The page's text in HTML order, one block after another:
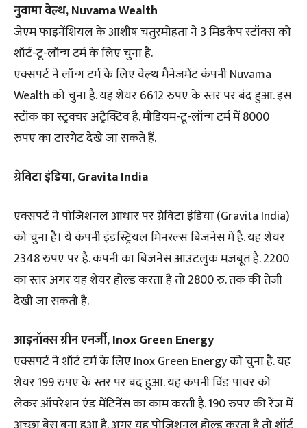
नुवामा वेल्थ, Nuvama Wealth
जेएम फाइनेंशियल के आशीष चतुरमोहता ने 3 मिडकैप स्टॉक्स को
शॉर्ट-टू-लॉन्ग टर्म के लिए चुना है.
एक्सपर्ट ने लॉन्ग टर्म के लिए वेल्थ मैनेजमेंट कंपनी Nuvama
Wealth को चुना है. यह शेयर 6612 रुपए के स्तर पर बंद हुआ. इस
स्टॉक का स्ट्रक्चर अट्रैक्टिव है. मीडियम-टू-लॉन्ग टर्म में 8000
रुपए का टारगेट देखे जा सकते हैं.
ग्रेविटा इंडिया, Gravita India
एक्सपर्ट ने पोजिशनल आधार पर ग्रेविटा इंडिया (Gravita India)
को चुना है। ये कंपनी इंडस्ट्रियल मिनरल्स बिजनेस में है. यह शेयर
2348 रुपए पर है. कंपनी का बिजनेस आउटलुक मज़बूत है. 2200
का स्तर अगर यह शेयर होल्ड करता है तो 2800 रु. तक की तेजी
देखी जा सकती है.
आइनॉक्स ग्रीन एनर्जी, Inox Green Energy
एक्सपर्ट ने शॉर्ट टर्म के लिए Inox Green Energy को चुना है. यह
शेयर 199 रुपए के स्तर पर बंद हुआ. यह कंपनी विंड पावर को
लेकर ऑपरेशन एंड मेंटिनेंस का काम करती है. 190 रुपए की रेंज में